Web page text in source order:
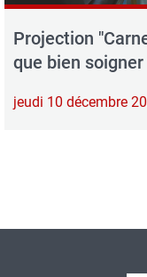
Projection
que bien soigner
jeudi 10 décembre